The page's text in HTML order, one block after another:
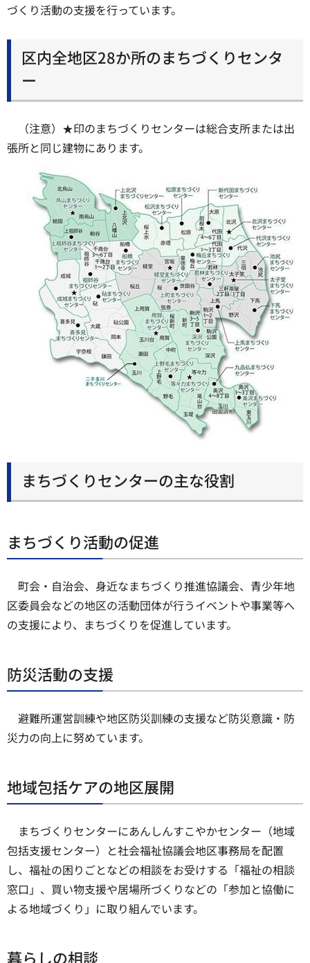
づくり活動の支援を行っています。
区内全地区28か所のまちづくりセンタ
ー
（注意）★印のまちづくりセンターは総合支所または出
張所と同じ建物にあります。
まちづくりセンターの主な役割
まちづくり活動の促進
町会・自治会、身近なまちづくり推進協議会、青少年地
区委員会などの地区の活動団体が行うイベントや事業等へ
の支援により、まちづくりを促進しています。
防災活動の支援
避難所運営訓練や地区防災訓練の支援など防災意識・防
災力の向上に努めています。
地域包括ケアの地区展開
まちづくりセンターにあんしんすこやかセンター（地域
包括支援センター）と社会福祉協議会地区事務局を配置
し、福祉の困りごとなどの相談をお受けする「福祉の相談
窓口」、買い物支援や居場所づくりなどの「参加と協働に
よる地域づくり」に取り組んでいます。
暮らしの相談